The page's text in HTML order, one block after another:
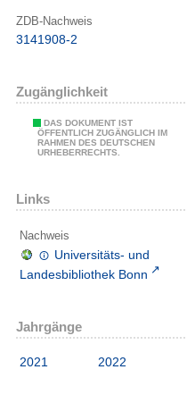
ZDB-Nachweis
3141908-2
Zugänglichkeit
DAS DOKUMENT IST
ÖFFENTLICH ZUGÄNGLICH IM
RAHMEN DES DEUTSCHEN
URHEBERRECHTS.
Links
Nachweis
Universitäts- und
Landesbibliothek Bonn
Jahrgänge
2021 2022